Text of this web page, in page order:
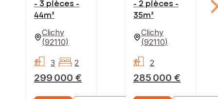
- 3 pièces -
44m²
Clichy
(92110)
299 000 €
3 2
- 2 pièces -
35m²
Clichy
(92110)
285 000 €
2